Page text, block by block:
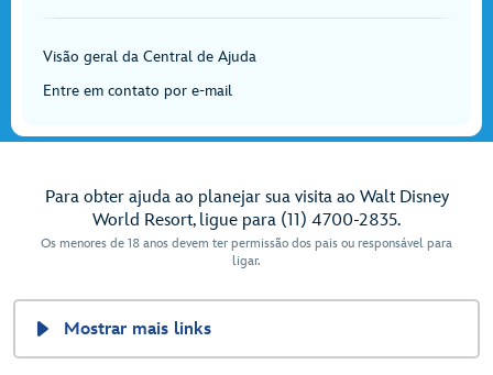
Visão geral da Central de Ajuda
Entre em contato por e-mail
Para obter ajuda ao planejar sua visita ao Walt Disney
World Resort, ligue para (11) 4700-2835.
Os menores de 18 anos devem ter permissão dos pais ou responsável para
ligar.
Mostrar mais links